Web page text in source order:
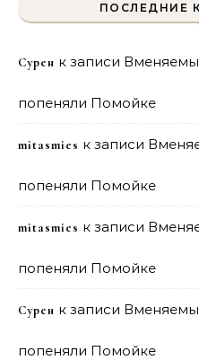
ПОСЛЕДНИЕ
Сурен к записи
попеняли Помойке
mitasmies к записи
попеняли Помойке
mitasmies к записи
попеняли Помойке
Сурен к записи
попеняли Помойке